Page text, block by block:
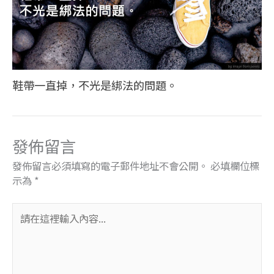
鞋帶一直掉，不光是綁法的問題。
發佈留言
發佈留言必須填寫的電子郵件地址不會公開。 必填欄位標
示為 *
在